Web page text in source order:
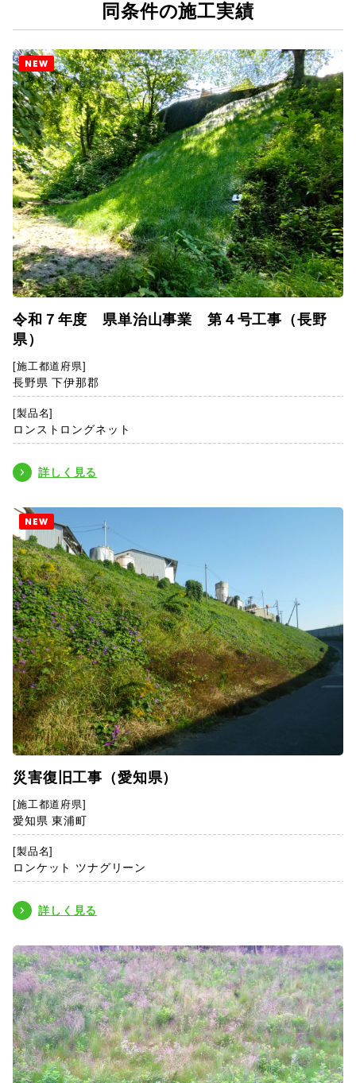
同条件の施工実績
NEW
令和７年度 県単治山事業 第４号工事（長野
県）
[施工都道府県]
長野県 下伊那郡
[製品名]
ロンストロングネット
詳しく見る
NEW
災害復旧工事（愛知県）
[施工都道府県]
愛知県 東浦町
[製品名]
ロンケット ツナグリーン
詳しく見る